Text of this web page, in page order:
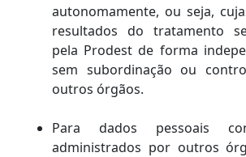
autonomamente, ou seja,
resultados do tratamento
pela Prodest de forma
sem subordinação ou
outros órgãos.
Para dados pessoais
administrados por outros